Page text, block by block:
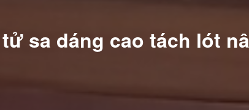
sa dáng cao tách lót